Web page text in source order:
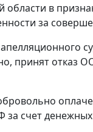
в
за
принят отказ
за счет